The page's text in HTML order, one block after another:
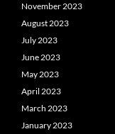
November 2023
August 2023
July 2023
June 2023
May 2023
April 2023
March 2023
January 2023